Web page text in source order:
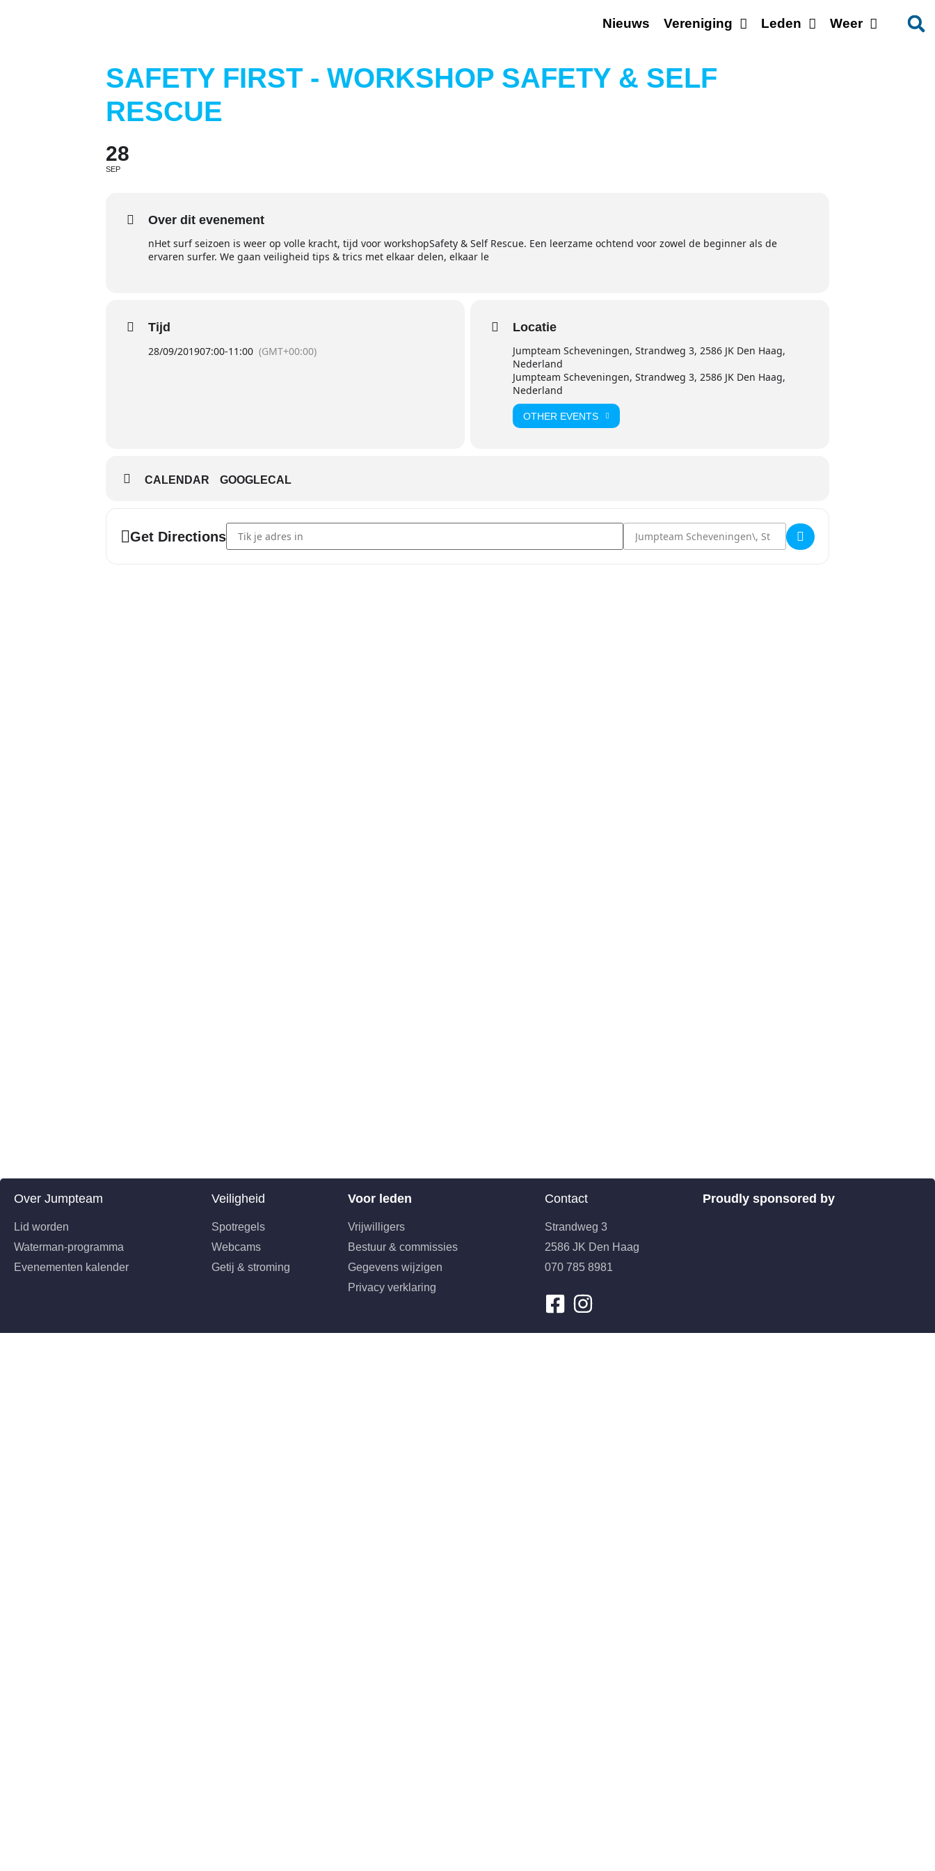
Nieuws Vereniging Leden Weer
SAFETY FIRST - WORKSHOP SAFETY & SELF
RESCUE
28
SEP
Over dit evenement
nHet surf seizoen is weer op volle kracht, tijd voor workshopSafety & Self Rescue. Een leerzame ochtend voor zowel de beginner als de
ervaren surfer. We gaan veiligheid tips & trics met elkaar delen, elkaar le
Tijd
28/09/201907:00-11:00 (GMT+00:00)
Locatie
Jumpteam Scheveningen, Strandweg 3, 2586 JK Den Haag,
Nederland
Jumpteam Scheveningen, Strandweg 3, 2586 JK Den Haag,
Nederland
OTHER EVENTS
CALENDAR GOOGLECAL
Get Directions
Address - SAFETY FIRST - workshop Safety & Self Rescue [] Destination Address - SAFETY FIRST - workshop Safety & Self
Over Jumpteam
Lid worden
Waterman-programma
Evenementen kalender
Veiligheid
Spotregels
Webcams
Getij & stroming
Voor leden
Vrijwilligers
Bestuur & commissies
Gegevens wijzigen
Privacy verklaring
Contact
Strandweg 3
2586 JK Den Haag
070 785 8981
Proudly sponsored by